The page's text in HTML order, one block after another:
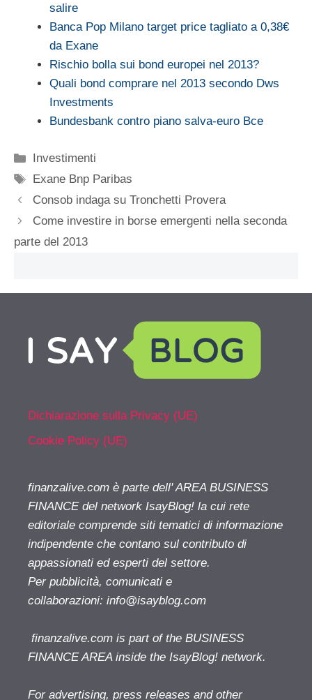
salire
Banca Pop Milano target price tagliato a 0,38€
da Exane
Rischio bolla sui bond europei nel 2013?
Quali bond comprare nel 2013 secondo Dws
Investments
Bundesbank contro piano salva-euro Bce
Categorie
Investimenti
Tag
Exane Bnp Paribas
Consob indaga su Tronchetti Provera
Come investire in borse emergenti nella seconda
parte del 2013
Dichiarazione sulla Privacy (UE)
Cookie Policy (UE)
finanzalive.com è parte dell' AREA BUSINESS
FINANCE del network IsayBlog! la cui rete
editoriale comprende siti tematici di informazione
indipendente che contano sul contributo di
appassionati ed esperti del settore.
Per pubblicità, comunicati e
collaborazioni: info@isayblog.com
finanzalive.com is part of the BUSINESS
FINANCE AREA inside the IsayBlog! network.
For advertising, press releases and other